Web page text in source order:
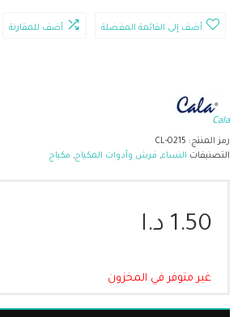
أضف إلى القائمة المفضلة أضف للمقارنة
Cala
رمز المنتج: CL-0215
التصنيفات النساء, فرش وأدوات المكياج, مكياج
1.50 د.ا
غير متوفر في المخزون